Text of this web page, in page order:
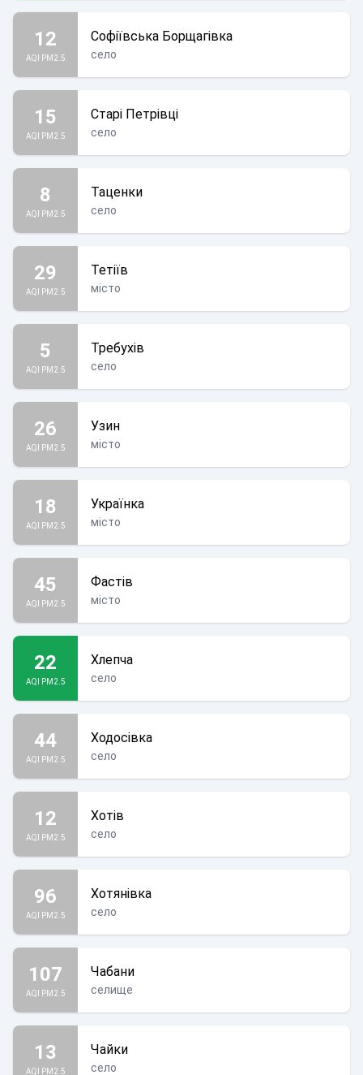
12
AQI PM2.5
Софіївська Борщагівка
село
15
AQI PM2.5
Старі Петрівці
село
8
AQI PM2.5
Таценки
село
29
AQI PM2.5
Тетіїв
місто
5
AQI PM2.5
Требухів
село
26
AQI PM2.5
Узин
місто
18
AQI PM2.5
Українка
місто
45
AQI PM2.5
Фастів
місто
22
AQI PM2.5
Хлепча
село
44
AQI PM2.5
Ходосівка
село
12
AQI PM2.5
Хотів
село
96
AQI PM2.5
Хотянівка
село
107
AQI PM2.5
Чабани
селище
13
AQI PM2.5
Чайки
село